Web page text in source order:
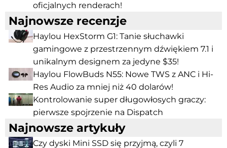
oficjalnych renderach!
Najnowsze recenzje
Haylou HexStorm G1: Tanie słuchawki
gamingowe z przestrzennym dźwiękiem 7.1 i
unikalnym designem za jedyne $35!
Haylou FlowBuds N55: Nowe TWS z ANC i Hi-
Res Audio za mniej niż 40 dolarów!
Kontrolowanie super długowłosych graczy:
pierwsze spojrzenie na Dispatch
Najnowsze artykuły
Czy dyski Mini SSD się przyjmą, czyli 7